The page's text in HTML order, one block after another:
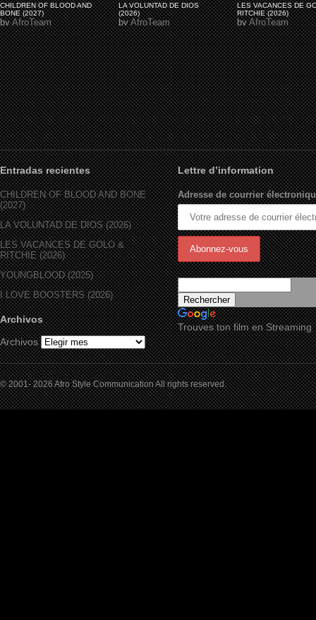
CHILDREN OF BLOOD AND
BONE (2027)
byAfroTeam
LA VOLUNTAD DE DIOS
(2026)
byAfroTeam
LES VACANCES DE
RITCHIE (2026)
byAfroTeam
Entradas recientes
CHILDREN OF BLOOD AND BONE
(2027)
LA VOLUNTAD DE DIOS (2026)
LES VACANCES DE GOLO &
RITCHIE (2026)
YOUNGBLOOD (2025)
I LOVE BOOSTERS (2026)
Archivos
Archivos
Lettre d’information
Adresse de courrier
Trouves ton film en Streaming
© 2001- 2026 Afro Style Communication All rights reserved.